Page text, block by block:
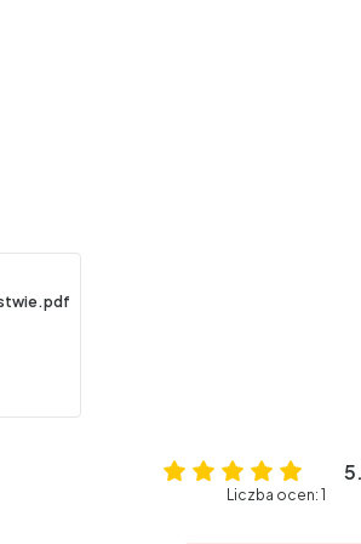
Liczba ocen: 1